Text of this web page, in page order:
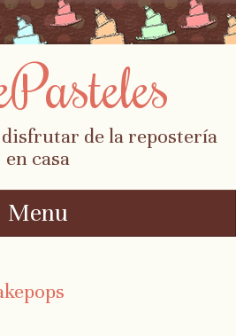
de la repostería
en casa
Menu